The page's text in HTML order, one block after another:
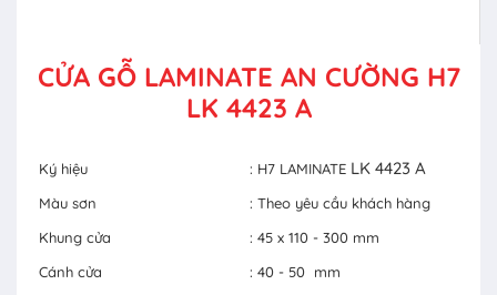
CỬA GỖ LAMINATE AN CƯỜNG H7
LK 4423 A
Ký hiệu : H7 LAMINATE LK 4423 A
Màu sơn
: Theo yêu cầu khách hàng
Khung cửa
: 45 x 110 - 300 mm
Cánh cửa
: 40 - 50 mm